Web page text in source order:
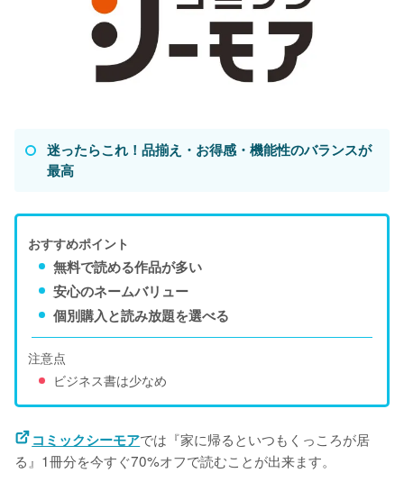
迷ったらこれ！品揃え・お得感・機能性のバランスが
最高
おすすめポイント
無料で読める作品が多い
安心のネームバリュー
個別購入と読み放題を選べる
注意点
ビジネス書は少なめ
コミックシーモアでは『家に帰るといつもくっころが居
る』1冊分を今すぐ70%オフで読むことが出来ます。